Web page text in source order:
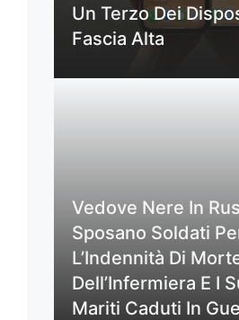
Un Terzo Dei
Fascia Alta
Vedove Nere In
Sposano Soldati
L’Indennità Di
Dell’Infermiera E I
Mariti Caduti In